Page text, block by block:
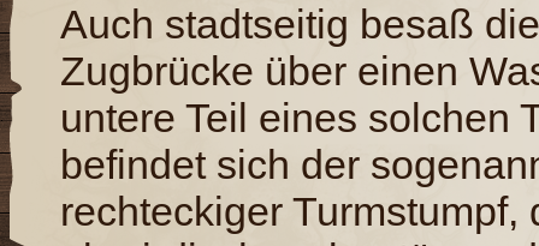
Auch stadtseitig besaß
Zugbrücke über einen
untere Teil eines solchen
befindet sich der
rechteckiger